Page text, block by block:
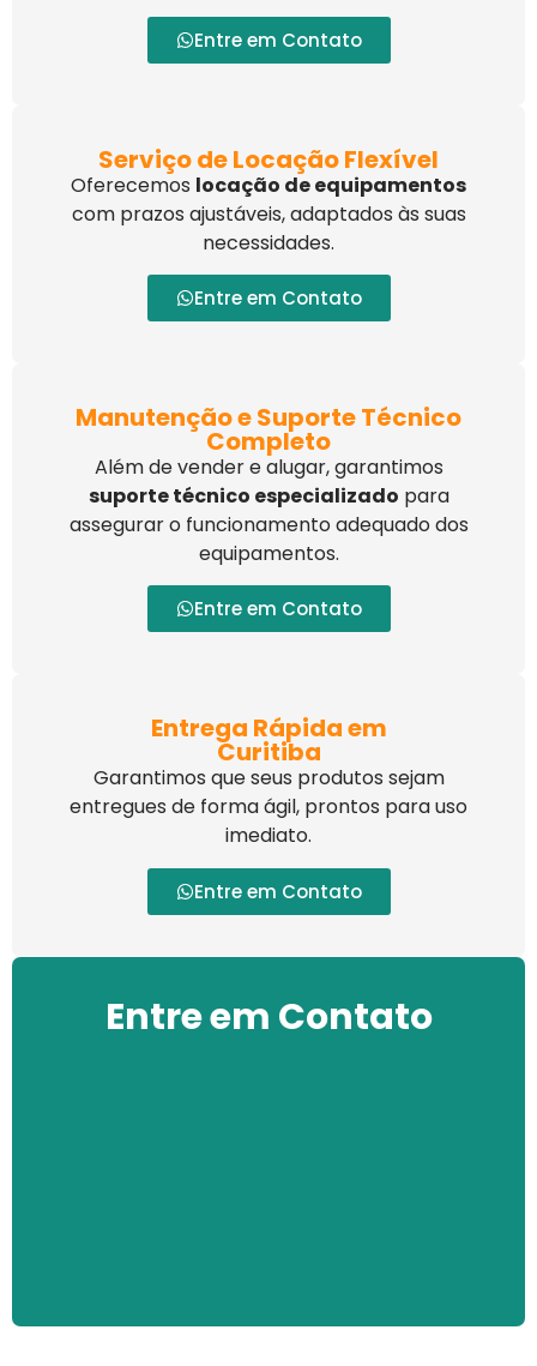
Entre em Contato
Serviço de Locação Flexível
Oferecemos locação de equipamentos
com prazos ajustáveis, adaptados às suas
necessidades.
Entre em Contato
Manutenção e Suporte Técnico
Completo
Além de vender e alugar, garantimos
suporte técnico especializado para
assegurar o funcionamento adequado dos
equipamentos.
Entre em Contato
Entrega Rápida em
Curitiba
Garantimos que seus produtos sejam
entregues de forma ágil, prontos para uso
imediato.
Entre em Contato
Entre em Contato